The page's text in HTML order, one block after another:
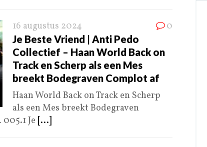
16 augustus 2024 0
Je Beste Vriend | Anti Pedo
Collectief – Haan World Back on
Track en Scherp als een Mes
breekt Bodegraven Complot af
Haan World Back on Track en Scherp
als een Mes breekt Bodegraven
Je [...]